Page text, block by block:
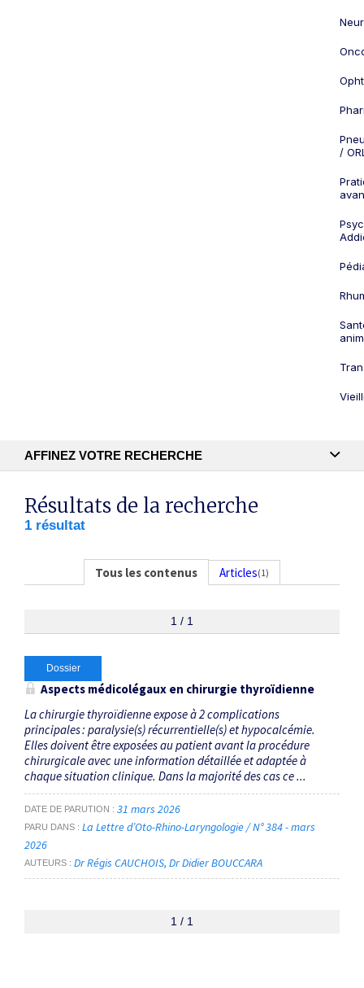
/
AFFINEZ VOTRE RECHERCHE
Recherche textuelle
information du patient ×
Dates
Du
RECHERCHER
Résultats de la recherche
1 résultat
Tous les contenus Articles(1)
1 / 1
Dossier
Aspects médicolégaux en chirurgie thyroïdienne
La chirurgie thyroïdienne expose à 2 complications
principales : paralysie(s) récurrentielle(s) et hypocalcémie.
Elles doivent être exposées au patient avant la procédure
chirurgicale avec une information détaillée et adaptée à
chaque situation clinique. Dans la majorité des cas ce ...
DATE DE PARUTION 31 mars 2026
PARU DANS
La Lettre d’Oto-Rhino-Laryngologie / N° 384 - mars
2026
AUTEURS Dr Régis CAUCHOIS Dr Didier BOUCCARA
1 / 1